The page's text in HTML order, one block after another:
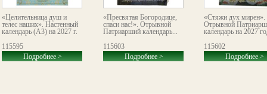
«Целительница душ и
телес наших». Настенный
календарь (А3) на 2027 г.
115595
Подробнее >
«Пресвятая Богородице,
спаси нас!». Отрывной
Патриарший календарь...
115603
Подробнее >
«Стяжи дух мирен».
Отрывной
календарь на 2027
115602
Подробнее >